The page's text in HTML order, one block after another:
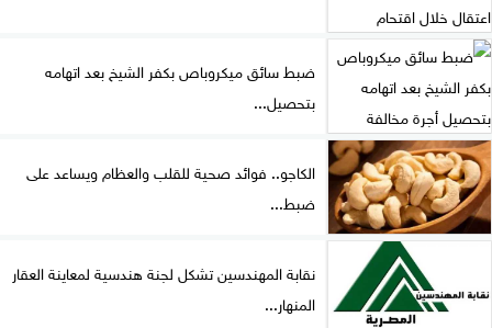
ضبط سائق ميكروباص بكفر الشيخ بعد اتهامه
بتحصيل...
الكاجو.. فوائد صحية للقلب والعظام ويساعد على
ضبط...
نقابة المهندسين تشكل لجنة هندسية لمعاينة العقار
المنهار...